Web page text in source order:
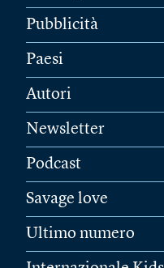
Pubblicità
Paesi
Autori
Newsletter
Podcast
Savage love
Ultimo numero